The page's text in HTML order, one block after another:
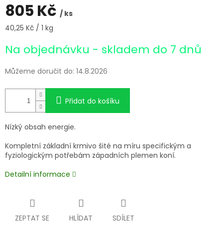
805 Kč / ks
Měrná
40,25 Kč / 1 kg
Na objednávku - skladem do 7 dnů
Můžeme doručit do: 14.8.2026
Přidat do košíku
Nízký obsah energie.
Kompletní základní krmivo šité na míru specifickým a
fyziologickým potřebám západních plemen koní.
Detailní informace
ZEPTAT SE HLÍDAT SDÍLET